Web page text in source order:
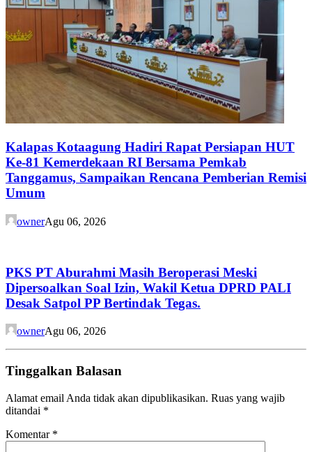
Kalapas Kotaagung Hadiri Rapat Persiapan HUT
Ke-81 Kemerdekaan RI Bersama Pemkab
Tanggamus, Sampaikan Rencana Pemberian Remisi
Umum
ownerAgu 06, 2026
PKS PT Aburahmi Masih Beroperasi Meski
Dipersoalkan Soal Izin, Wakil Ketua DPRD PALI
Desak Satpol PP Bertindak Tegas.
ownerAgu 06, 2026
Tinggalkan Balasan
Alamat email Anda tidak akan dipublikasikan. Ruas yang wajib
ditandai *
Komentar *